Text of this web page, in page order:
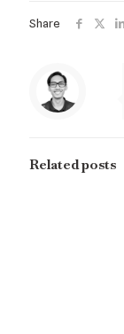
Share
Related posts